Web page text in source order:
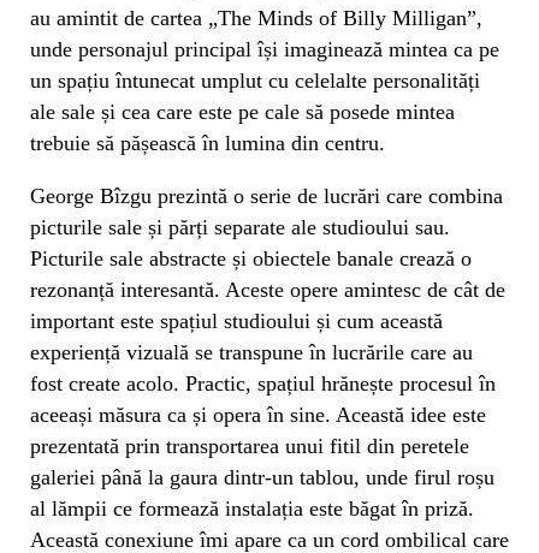
au amintit de cartea „The Minds of Billy Milligan”,
unde personajul principal își imaginează mintea ca pe
un spațiu întunecat umplut cu celelalte personalități
ale sale și cea care este pe cale să posede mintea
trebuie să pășească în lumina din centru.
George Bîzgu prezintă o serie de lucrări care combina
picturile sale și părți separate ale studioului sau.
Picturile sale abstracte și obiectele banale crează o
rezonanță interesantă. Aceste opere amintesc de cât de
important este spațiul studioului și cum această
experiență vizuală se transpune în lucrările care au
fost create acolo. Practic, spațiul hrănește procesul în
aceeași măsura ca și opera în sine. Această idee este
prezentată prin transportarea unui fitil din peretele
galeriei până la gaura dintr-un tablou, unde firul roșu
al lămpii ce formează instalația este băgat în priză.
Această conexiune îmi apare ca un cord ombilical care